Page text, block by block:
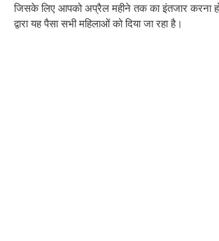
जिसके लिए आपको अप्रैल महीने तक का इंतजार करना
द्वारा यह पैसा सभी महिलाओं को दिया जा रहा है।